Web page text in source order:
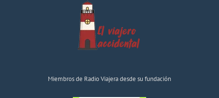
Miembros de Radio Viajera desde su fundación